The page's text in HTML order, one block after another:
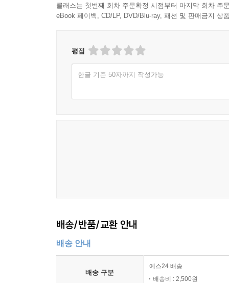
클래스는 첫번째 회차 주문확정 시점부터 마지막 회차 주
eBook 페이백, CD/LP, DVD/Blu-ray, 패션 및 판매금지 상
평점
한글 기준 50자까지 작성가능
배송/반품/교환 안내
배송 안내
배송 구분
예스24 배송
배송비 : 2,500원